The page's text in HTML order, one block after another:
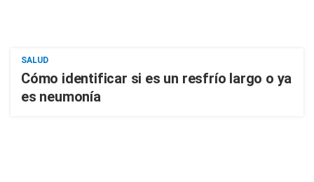
SALUD
Cómo identificar si es un resfrío largo o ya
es neumonía